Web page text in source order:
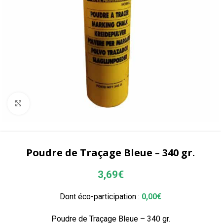
Poudre de Traçage Bleue – 340 gr.
3,69€
Dont éco-participation : 0,00€
Poudre de Traçage Bleue – 340 gr.